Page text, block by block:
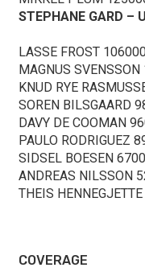
STEPHANE GARD –
LASSE FROST
MAGNUS
KNUD RYE
SOREN BILSGAARD
DAVY DE COOMAN
PAULO RODRIGUEZ
SIDSEL BOESEN
ANDREAS NILSSON
THEIS
COVERAGE